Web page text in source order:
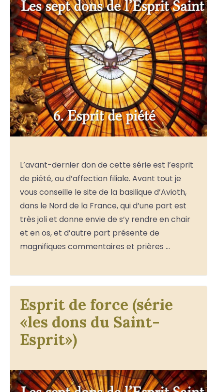
L’avant-dernier don de cette série est l’esprit
de piété, ou d’affection filiale. Avant tout je
vous conseille le site de la basilique d’Avioth,
dans le Nord de la France, qui d’une part est
très joli et donne envie de s’y rendre en chair
et en os, et d’autre part présente de
magnifiques commentaires et prières …
Esprit de force (série
«les dons du Saint-
Esprit»)